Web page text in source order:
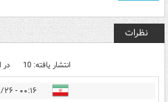
نظرات
انتشار یافته: 10 در
۰۰:۱۶ - ۱۳۹۷/۱۲/۲۶